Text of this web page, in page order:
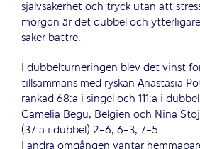
självsäkerhet och tryck utan att
morgon är det dubbel och
saker bättre.
I dubbelturneringen blev det vinst
tillsammans med ryskan Anastasia
rankad 68:a i singel och 111:a i
Camelia Begu, Belgien och Nina
(37:a i dubbel) 2-6, 6-3, 7-5.